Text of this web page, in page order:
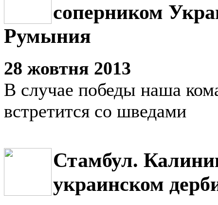
соперником
Румыния
28 жовтня 2013
В случае победы наша
встретится со шведами
Стамбул.
украинском